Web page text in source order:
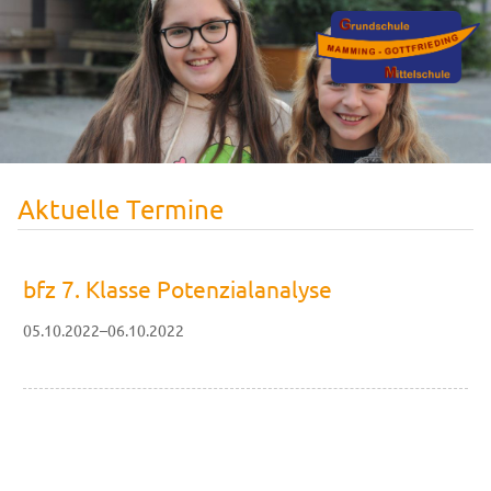
Aktuelle Termine
bfz 7. Klasse Potenzialanalyse
05.10.2022–06.10.2022